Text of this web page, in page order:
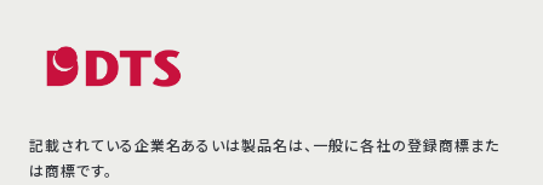
記載されている企業名あるいは製品名は、一般に各社の登録商標また
は商標です。